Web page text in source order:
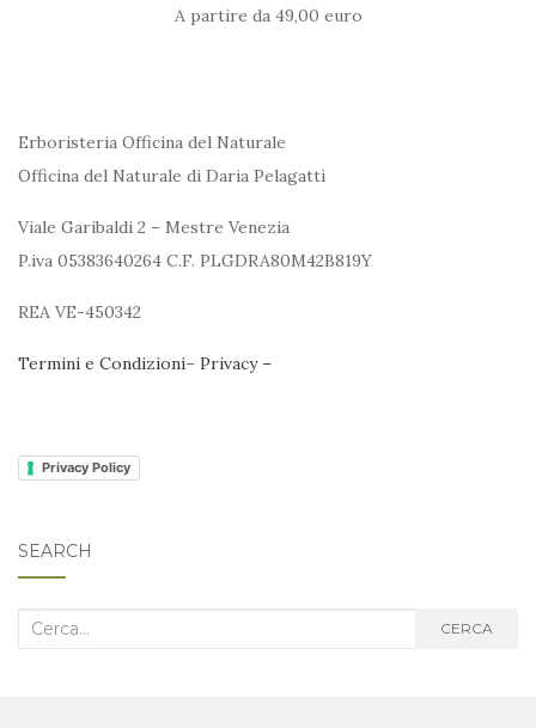
A partire da 49,00 euro
Erboristeria Officina del Naturale
Officina del Naturale di Daria Pelagatti
Viale Garibaldi 2 – Mestre Venezia
P.iva 05383640264 C.F. PLGDRA80M42B819Y
REA VE-450342
Termini e Condizioni– Privacy –
Privacy Policy
SEARCH
Cerca
CERCA